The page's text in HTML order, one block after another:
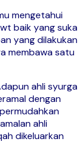
mengetahui
baik yang suka
yang dilakukan
membawa satu
ahli syurga
dengan
ahli
dikeluarkan